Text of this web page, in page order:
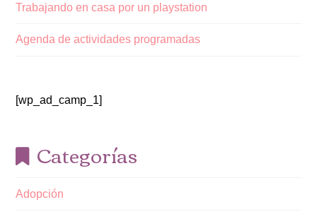
Trabajando en casa por un playstation
Agenda de actividades programadas
[wp_ad_camp_1]
Categorías
Adopción